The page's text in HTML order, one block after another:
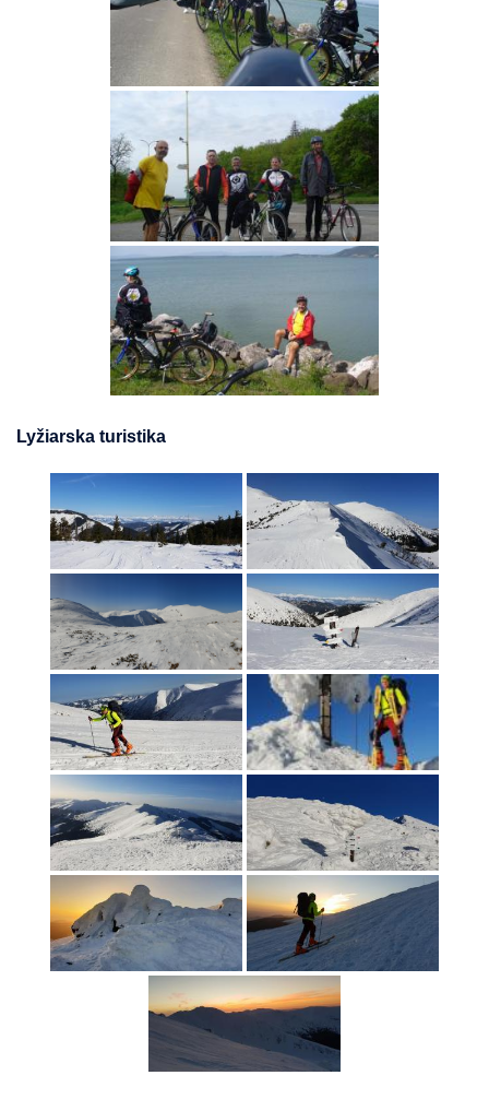
Lyžiarska turistika